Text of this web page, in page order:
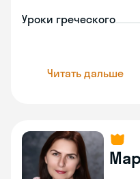
Уроки греческого
Читать дальше